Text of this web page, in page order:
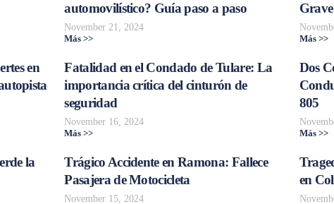
automovilístico? Guía paso a paso
November 21, 2024
Más >> Más >>
en
Fatalidad en el Condado de Tulare: La
importancia crítica del cinturón de
seguridad
November 16, 2024
Más >>
Dos
805
Más >>
la
Trágico Accidente en Ramona: Fallece
Pasajera de Motocicleta
November 15, 2024
en